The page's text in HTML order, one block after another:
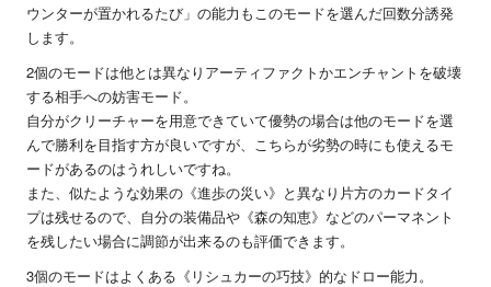
ウンターが置かれるたび」の能力もこのモードを選んだ回数分誘発
します。
2個のモードは他とは異なりアーティファクトかエンチャントを破壊
する相手への妨害モード。
自分がクリーチャーを用意できていて優勢の場合は他のモードを選
んで勝利を目指す方が良いですが、こちらが劣勢の時にも使えるモ
ードがあるのはうれしいですね。
また、似たような効果の《進歩の災い》と異なり片方のカードタイ
プは残せるので、自分の装備品や《森の知恵》などのパーマネント
を残したい場合に調節が出来るのも評価できます。
3個のモードはよくある《リシュカーの巧技》的なドロー能力。